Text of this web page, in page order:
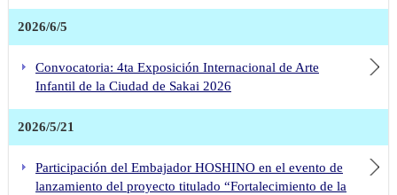
2026/6/5
Convocatoria: 4ta Exposición Internacional de Arte
Infantil de la Ciudad de Sakai 2026
2026/5/21
Participación del Embajador HOSHINO en el evento de
lanzamiento del proyecto titulado “Fortalecimiento de la